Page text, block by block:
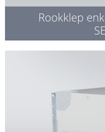
Rookklep